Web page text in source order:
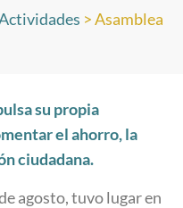
>Asamblea
su propia
el ahorro, la
ciudadana.
agosto, tuvo lugar en